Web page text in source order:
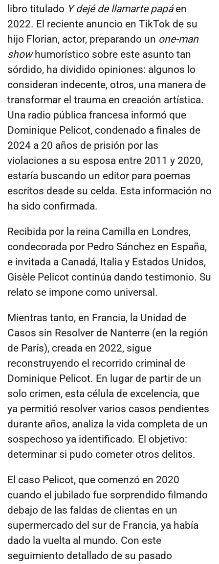
libro titulado Y dejé de llamarte papáen
2022. El reciente anuncio en TikTok de su
hijo Florian, actor, preparando un one-man
showhumorístico sobre este asunto tan
sórdido, ha dividido opiniones: algunos lo
consideran indecente, otros, una manera de
transformar el trauma en creación artística.
Una radio pública francesa informó que
Dominique Pelicot, condenado a finales de
2024 a 20 años de prisión por las
violaciones a su esposa entre 2011 y 2020,
estaría buscando un editor para poemas
escritos desde su celda. Esta información no
ha sido confirmada.
Recibida por la reina Camilla en Londres,
condecorada por Pedro Sánchez en España,
e invitada a Canadá, Italia y Estados Unidos,
Gisèle Pelicot continúa dando testimonio. Su
relato se impone como universal.
Mientras tanto, en Francia, la Unidad de
Casos sin Resolver de Nanterre (en la región
de París), creada en 2022, sigue
reconstruyendo el recorrido criminal de
Dominique Pelicot. En lugar de partir de un
solo crimen, esta célula de excelencia, que
ya permitió resolver varios casos pendientes
durante años, analiza la vida completa de un
sospechoso ya identificado. El objetivo:
determinar si pudo cometer otros delitos.
El caso Pelicot, que comenzó en 2020
cuando el jubilado fue sorprendido filmando
debajo de las faldas de clientas en un
supermercado del sur de Francia, ya había
dado la vuelta al mundo. Con este
seguimiento detallado de su pasado